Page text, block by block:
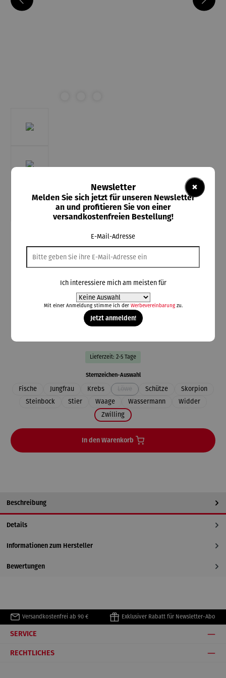
Sternzeichen Anhänger | 333 Gelbgold
plastisch
99,00 €
Lieferzeit: 2-5 Tage
Sternzeichen-Auswahlauswählen
Fische Jungfrau Krebs
(Diese Option ist zurzeit nicht
Schütze
Skorpion
Steinbock
Stier Waage Wassermann
Widder
Zwilling
In den Warenkorb
Beschreibung
Details
Informationen zum Hersteller
Bewertungen
Versandkostenfrei ab 90 € Exklusiver Rabatt für Newsletter-Abo
SERVICE
RECHTLICHES
×
Newsletter
Melden Sie sich jetzt für unseren Newsletter
an und profitieren Sie von einer
versandkostenfreien Bestellung!
E-Mail-Adresse
Ich interessiere mich am meisten für
Mit einer Anmeldung stimme ich der Werbevereinbarungzu.
Jetzt anmelden!